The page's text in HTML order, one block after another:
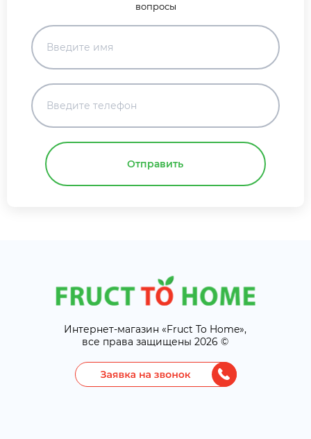
вопросы
Отправить
Интернет-магазин «Fruct To Home»,
все права защищены 2026 ©